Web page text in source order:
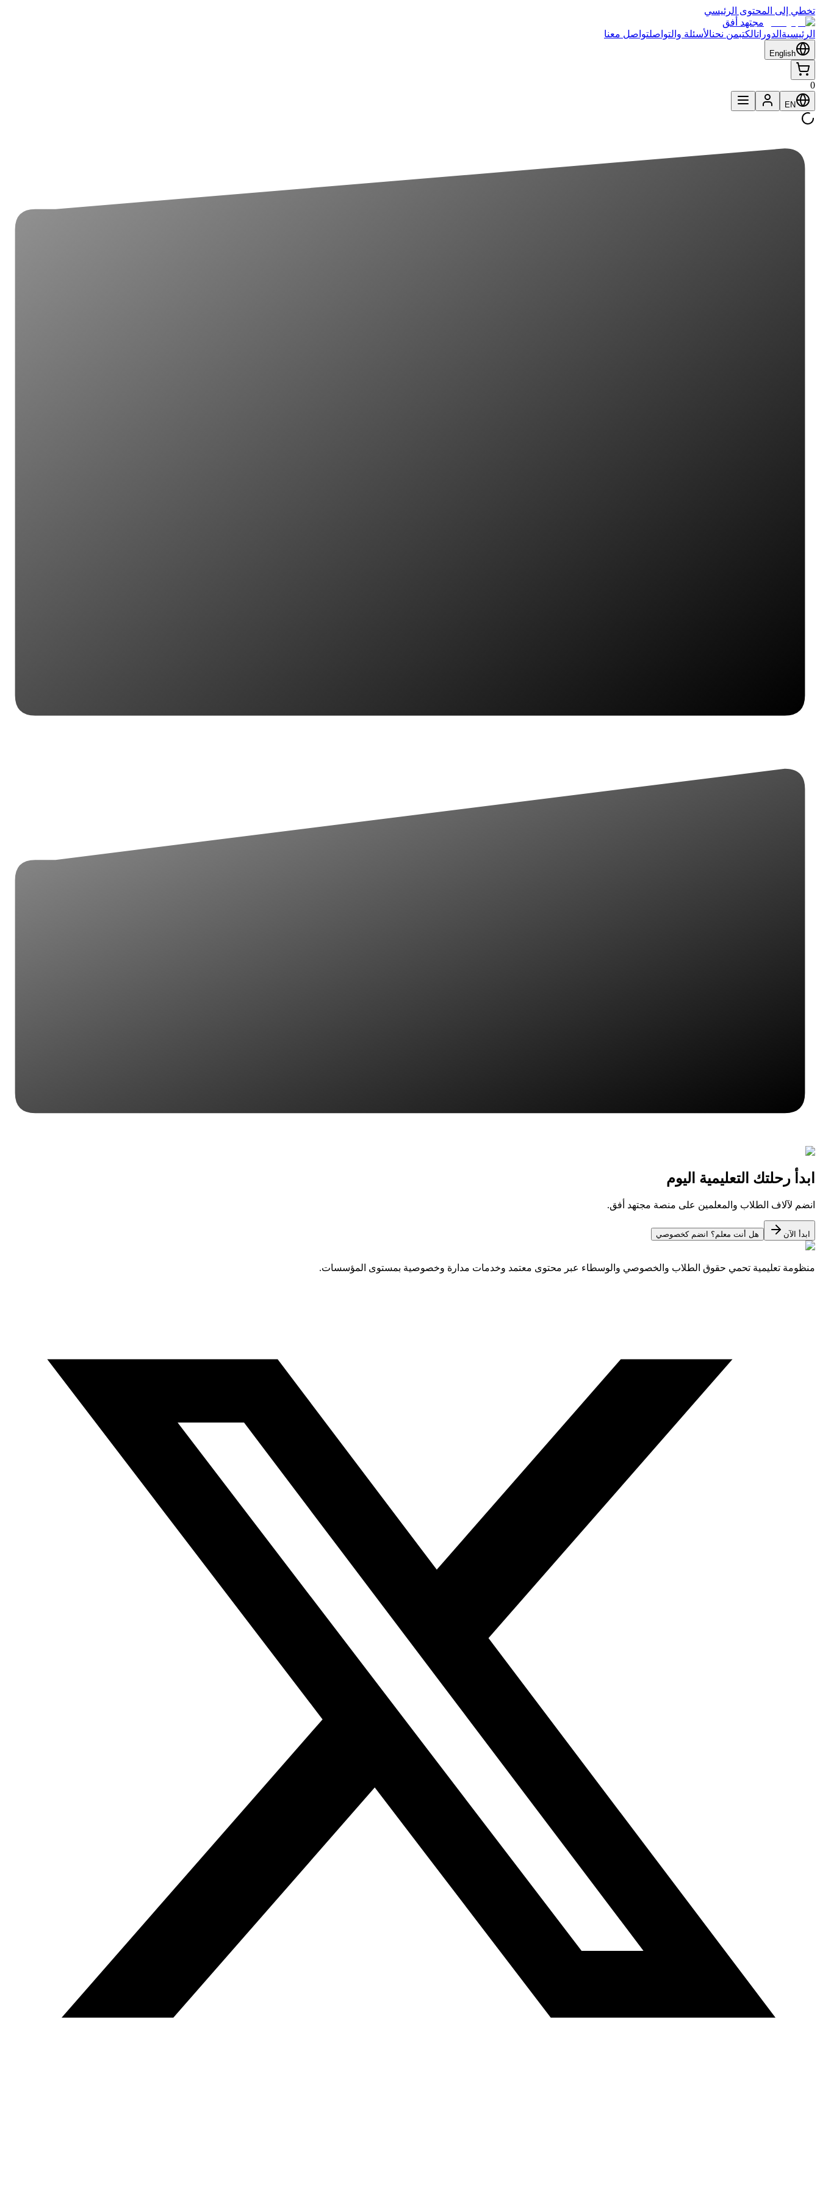
تخطي إلى المحتوى الرئيسي
مجتهد أفق
الرئيسية الدوراتالكتبمن نحنالأسئلة والتواصلتواصل معنا
English
0
EN
ابدأ رحلتك التعليمية اليوم
انضم لآلاف الطلاب والمعلمين على منصة مجتهد أفق.
ابدأ الآن هل أنت معلم؟ انضم كخصوصي
منظومة تعليمية تحمي حقوق الطلاب والخصوصي والوسطاء عبر محتوى معتمد وخدمات مدارة وخصوصية بمستوى المؤسسات.